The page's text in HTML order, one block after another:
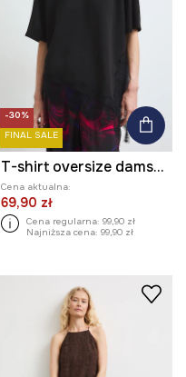
-30%
FINAL SALE
T-shirt oversize damski z modalem
Cena aktualna:
69,90 zł
Cena regularna: 99,90 zł
Najniższa cena: 99,90 zł